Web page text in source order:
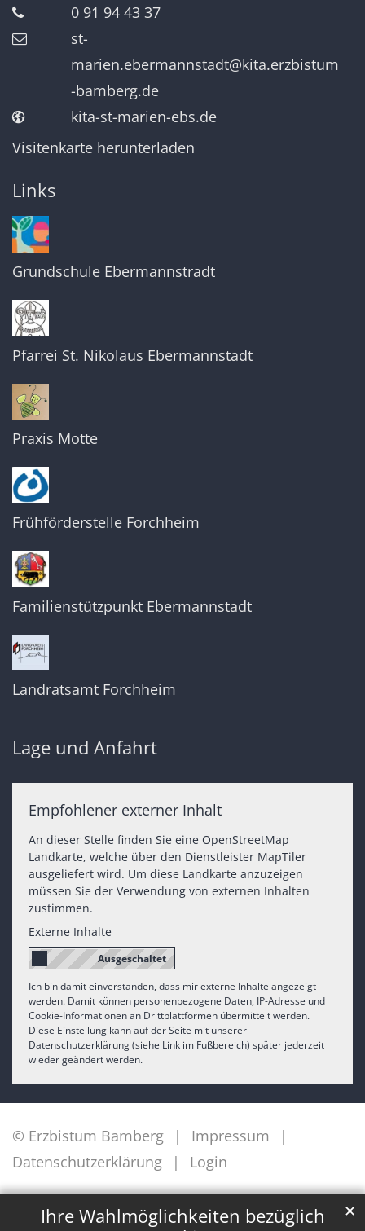
Ihre Wahlmöglichkeiten bezüglich
✕
0 91 94 43 37
st-
marien.ebermannstadt@kita.erzbistum
-bamberg.de
kita-st-marien-ebs.de
Visitenkarte herunterladen
Links
Grundschule Ebermannstradt
Pfarrei St. Nikolaus Ebermannstadt
Praxis Motte
Frühförderstelle Forchheim
Familienstützpunkt Ebermannstadt
Landratsamt Forchheim
Lage und Anfahrt
Empfohlener externer Inhalt
An dieser Stelle finden Sie eine OpenStreetMap
Landkarte, welche über den Dienstleister MapTiler
ausgeliefert wird. Um diese Landkarte anzuzeigen
müssen Sie der Verwendung von externen Inhalten
zustimmen.
Externe Inhalte
Ich bin damit einverstanden, dass mir externe Inhalte angezeigt
werden. Damit können personenbezogene Daten, IP-Adresse und
Cookie-Informationen an Drittplattformen übermittelt werden.
Diese Einstellung kann auf der Seite mit unserer
Datenschutzerklärung (siehe Link im Fußbereich) später jederzeit
wieder geändert werden.
© Erzbistum Bamberg
Impressum
Datenschutzerklärung
Login